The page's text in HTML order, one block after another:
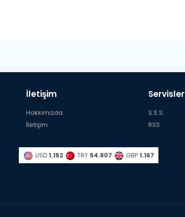
İletişim
Hakkımızda
İletişim
Servisler
S.S.S.
RSS
USD 1.152 TRY 54.807 GBP 1.167